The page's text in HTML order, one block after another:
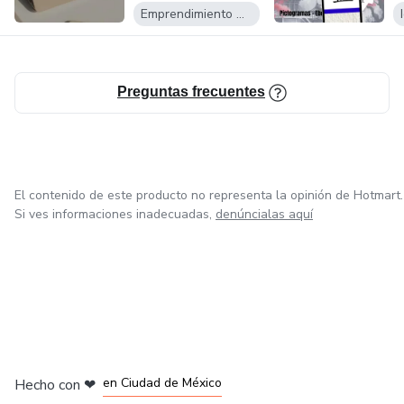
Emprendimiento Digital
Preguntas frecuentes
El contenido de este producto no representa la opinión de Hotmart.
Si ves informaciones inadecuadas, denúncialas aquí
Hecho con ❤ en Ciudad de México